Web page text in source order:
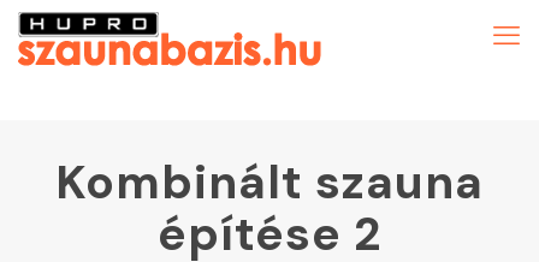
Kombinált szauna
építése 2